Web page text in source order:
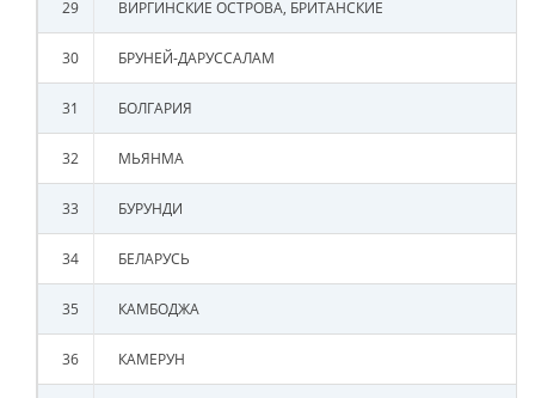
29 ВИРГИНСКИЕ ОСТРОВА, БРИТАНСКИЕ
30 БРУНЕЙ-ДАРУССАЛАМ
31 БОЛГАРИЯ
32 МЬЯНМА
33 БУРУНДИ
34 БЕЛАРУСЬ
35 КАМБОДЖА
36 КАМЕРУН